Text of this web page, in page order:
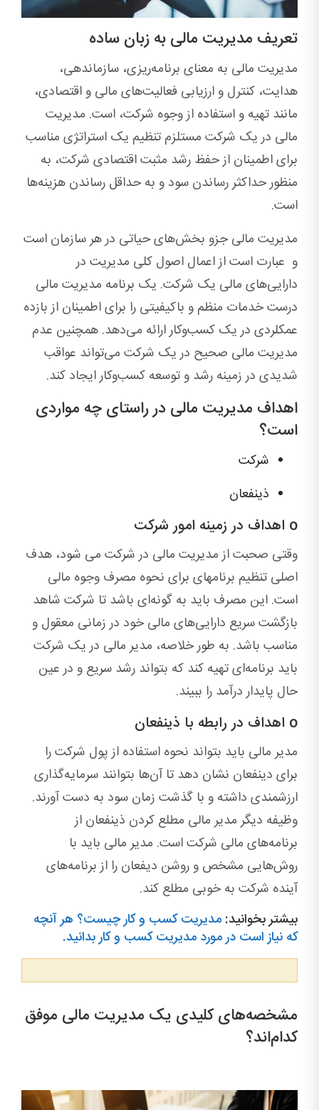
تعریف مدیریت مالی به زبان ساده
مدیریت مالی به معنای برنامه‌ریزی، سازماندهی،
هدایت، کنترل و ارزیابی فعالیت‌های مالی و اقتصادی،
مانند تهیه و استفاده از وجوه شرکت، است. مدیریت
مالی در یک شرکت مستلزم تنظیم یک استراتژی مناسب
برای اطمینان از حفظ رشد مثبت اقتصادی شرکت، به
منظور حداکثر رساندن سود و به حداقل رساندن هزینه‌ها
است.
مدیریت مالی جزو بخش‌های حیاتی در هر سازمان است
و عبارت است از اعمال اصول کلی مدیریت در
دارایی‌های مالی یک شرکت. یک برنامه مدیریت مالی
درست خدمات منظم و باکیفیتی را برای اطمینان از بازده
عمکلردی در یک کسب‌وکار ارائه می‌دهد. همچنین عدم
مدیریت مالی صحیح در یک شرکت می‌تواند عواقب
شدیدی در زمینه رشد و توسعه کسب‌وکار ایجاد کند.
اهداف مدیریت مالی در راستای چه مواردی
است؟
شرکت
ذینفعان
o اهداف در زمینه امور شرکت
وقتی صحبت از مدیریت مالی در شرکت می شود، هدف
اصلی تنظیم برنامه‎ای برای نحوه مصرف وجوه مالی
است. این مصرف باید به گونه‌ای باشد تا شرکت شاهد
بازگشت سریع دارایی‌های مالی خود در زمانی معقول و
مناسب باشد. به طور خلاصه، مدیر مالی در یک شرکت
باید برنامه‌ای تهیه کند که بتواند رشد سریع و در عین
حال پایدار درآمد را ببیند.
o اهداف در رابطه با ذینفعان
مدیر مالی باید بتواند نحوه استفاده از پول شرکت را
برای دینفعان نشان دهد تا آن‌ها بتوانند سرمایه‌گذاری
ارزشمندی داشته و با گذشت زمان سود به دست آورند.
وظیفه دیگر مدیر مالی مطلع کردن ذینفعان از
برنامه‌های مالی شرکت است. مدیر مالی باید با
روش‌هایی مشخص و روشن دیفعان را از برنامه‌های
آینده شرکت به خوبی مطلع کند.
بیشتر بخوانید: مدیریت کسب و کار چیست؟ هر آنچه
که نیاز است در مورد مدیریت کسب و کار بدانید.
مشخصه‌های کلیدی یک مدیریت مالی موفق
کدام‌اند؟